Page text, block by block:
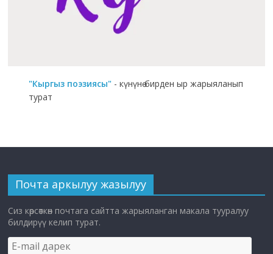
"Кыргыз поэзиясы" - күнүнө бирден ыр жарыяланып
турат
Почта аркылуу жазылуу
Сиз көрсөткөн почтага сайтта жарыяланган макала тууралуу
билдирүү келип турат.
E-